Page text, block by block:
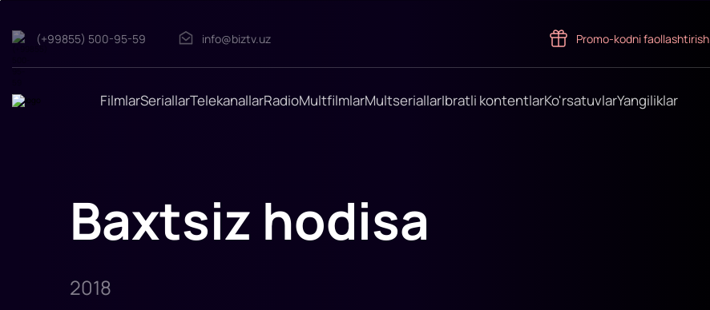
Baxtsiz
filmi
2018-
(+99855) 500-95-59 info@biztv.uz Promo-kodni faollashtirish
FilmlarSeriallarTelekanallarRadioMultfilmlarMultseriallarIbratli kontentlarKo'rsatuvlarYangiliklar
Baxtsiz hodisa
2018